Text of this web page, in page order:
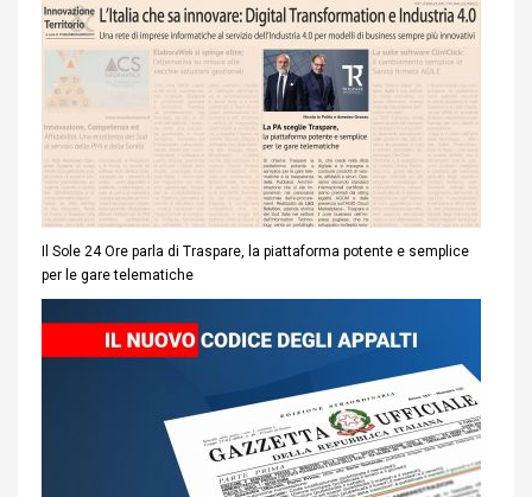
Il Sole 24 Ore parla di Traspare, la piattaforma potente e semplice
per le gare telematiche